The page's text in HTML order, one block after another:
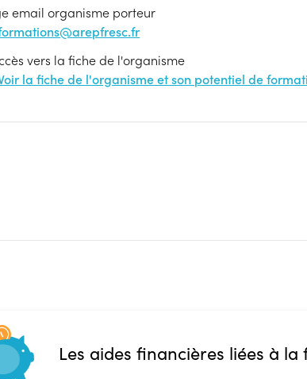
email organisme porteur
vers la fiche de l'organisme
la fiche de l'organisme et son potentiel de
Les aides financières liées à